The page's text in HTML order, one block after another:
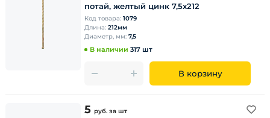
потай, желтый цинк 7,5х212
Код товара: 1079
Длина: 212мм
Диаметр, мм: 7,5
В наличии 317 шт
В корзину
5 руб. за шт